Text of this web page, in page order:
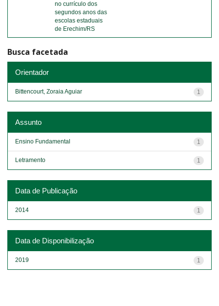
no currículo dos
segundos anos das
escolas estaduais
de Erechim/RS
Busca facetada
Orientador
1
Bittencourt, Zoraia Aguiar
Assunto
1
Ensino Fundamental
1
Letramento
Data de Publicação
1
2014
Data de Disponibilização
1
2019